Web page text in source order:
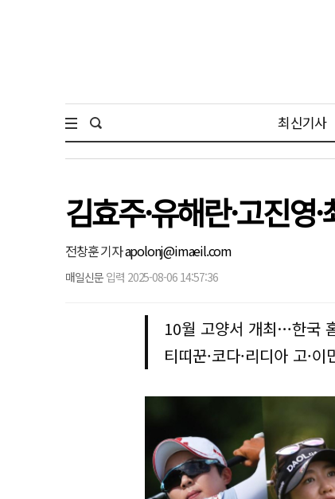
최신기사
김효주·유해란·고진
전창훈 기자apolonj@imaeil.com
매일신문 입력 2025-08-06 14:57:36
10월 고양서 개최…한국
티띠꾼·코다·리디아 고·